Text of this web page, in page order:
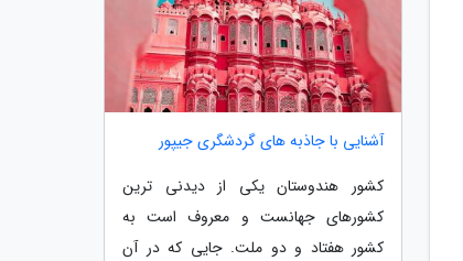
آشنایی با جاذبه های گردشگری جیپور
کشور هندوستان یکی از دیدنی ترین
کشورهای جهانست و معروف است به
کشور هفتاد و دو ملت. جایی که در آن